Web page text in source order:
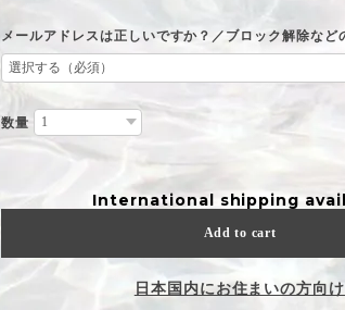
メールアドレスは正しいですか？／ブロック解除など
数量
International shipping
Add to cart
日本国内にお住まいの方向け